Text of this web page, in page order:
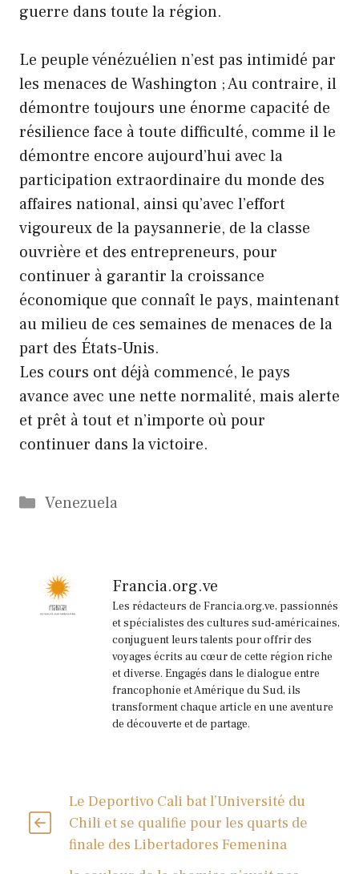
guerre dans toute la région.
Le peuple vénézuélien n’est pas intimidé par
les menaces de Washington ; Au contraire, il
démontre toujours une énorme capacité de
résilience face à toute difficulté, comme il le
démontre encore aujourd’hui avec la
participation extraordinaire du monde des
affaires national, ainsi qu’avec l’effort
vigoureux de la paysannerie, de la classe
ouvrière et des entrepreneurs, pour
continuer à garantir la croissance
économique que connaît le pays, maintenant
au milieu de ces semaines de menaces de la
part des États-Unis.
Les cours ont déjà commencé, le pays
avance avec une nette normalité, mais alerte
et prêt à tout et n’importe où pour
continuer dans la victoire.
Catégories
Venezuela
Francia.org.ve
Les rédacteurs de Francia.org.ve, passionnés
et spécialistes des cultures sud-américaines,
conjuguent leurs talents pour offrir des
voyages écrits au cœur de cette région riche
et diverse. Engagés dans le dialogue entre
francophonie et Amérique du Sud, ils
transforment chaque article en une aventure
de découverte et de partage.
Le Deportivo Cali bat l’Université du
Chili et se qualifie pour les quarts de
finale des Libertadores Femenina